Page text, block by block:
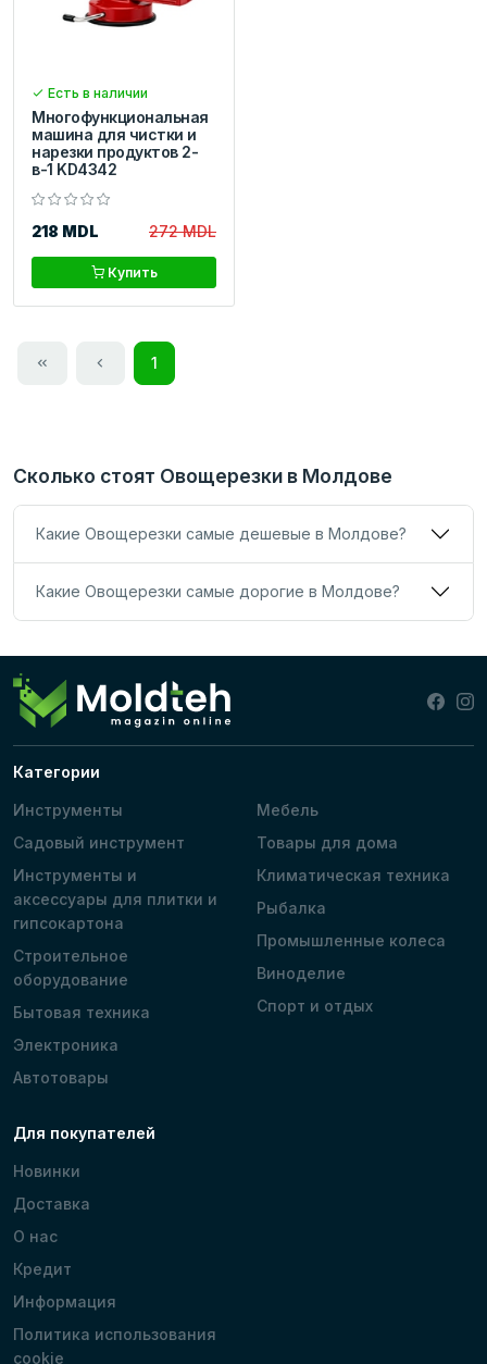
Есть в наличии
Многофункциональная
машина для чистки и
нарезки продуктов 2-
в-1 KD4342
218 MDL 272 MDL
Купить
1
Сколько стоят Овощерезки в Молдове
Какие Овощерезки самые дешевые в Молдове?
Какие Овощерезки самые дорогие в Молдове?
Категории
Инструменты
Садовый инструмент
Инструменты и
аксессуары для плитки и
гипсокартона
Строительное
оборудование
Бытовая техника
Электроника
Автотовары
Мебель
Товары для дома
Климатическая техника
Рыбалка
Промышленные колеса
Виноделие
Спорт и отдых
Для покупателей
Новинки
Доставка
О нас
Кредит
Информация
Политика использования
cookie